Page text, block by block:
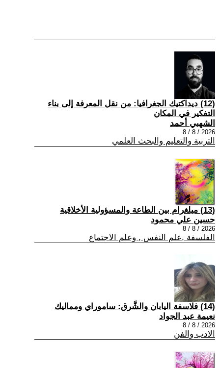
(12) ديداكتيك الجغرافيا: من نقل المعرفة إلى بناء
التفكير في المكان
الشهبي أحمد
2026 / 8 / 8
التربية والتعليم والبحث العلمي
(13) ميلغرام بين الطاعة والمسؤولية الأخلاقية
حسين علي محمود
2026 / 8 / 8
الفلسفة ,علم النفس , وعلم الاجتماع
(14) فلاسفة اليابان والشَّرق: ساموراي ومماليك
نعيمة عبد الجواد
2026 / 8 / 8
الادب والفن